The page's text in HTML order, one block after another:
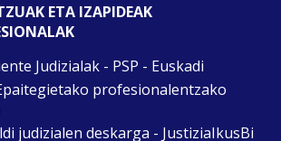
ETA IZAPIDEAK
Judizialak - PSP - Euskadi
profesionalentzako
judizialen deskarga - JustiziaIkusBi